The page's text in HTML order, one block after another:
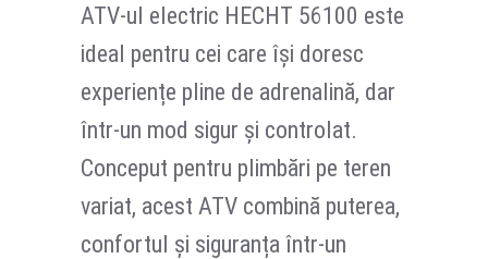
ATV-ul electric HECHT 56100 este
ideal pentru cei care își doresc
experiențe pline de adrenalină, dar
într-un mod sigur și controlat.
Conceput pentru plimbări pe teren
variat, acest ATV combină puterea,
confortul și siguranța într-un